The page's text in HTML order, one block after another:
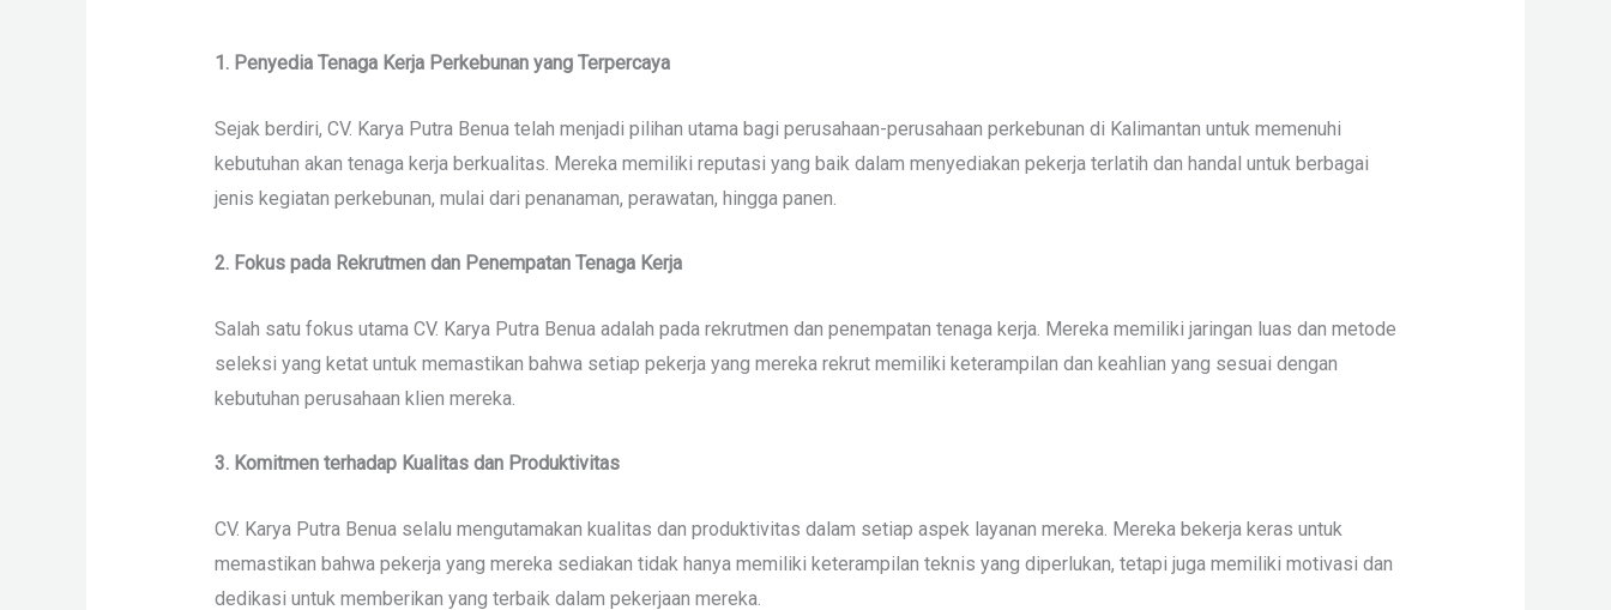
1. Penyedia Tenaga Kerja Perkebunan yang Terpercaya
Sejak berdiri, CV. Karya Putra Benua telah menjadi pilihan utama bagi perusahaan-perusahaan perkebunan di Kalimantan untuk memenuhi
kebutuhan akan tenaga kerja berkualitas. Mereka memiliki reputasi yang baik dalam menyediakan pekerja terlatih dan handal untuk berbagai
jenis kegiatan perkebunan, mulai dari penanaman, perawatan, hingga panen.
2. Fokus pada Rekrutmen dan Penempatan Tenaga Kerja
Salah satu fokus utama CV. Karya Putra Benua adalah pada rekrutmen dan penempatan tenaga kerja. Mereka memiliki jaringan luas dan metode
seleksi yang ketat untuk memastikan bahwa setiap pekerja yang mereka rekrut memiliki keterampilan dan keahlian yang sesuai dengan
kebutuhan perusahaan klien mereka.
3. Komitmen terhadap Kualitas dan Produktivitas
CV. Karya Putra Benua selalu mengutamakan kualitas dan produktivitas dalam setiap aspek layanan mereka. Mereka bekerja keras untuk
memastikan bahwa pekerja yang mereka sediakan tidak hanya memiliki keterampilan teknis yang diperlukan, tetapi juga memiliki motivasi dan
dedikasi untuk memberikan yang terbaik dalam pekerjaan mereka.